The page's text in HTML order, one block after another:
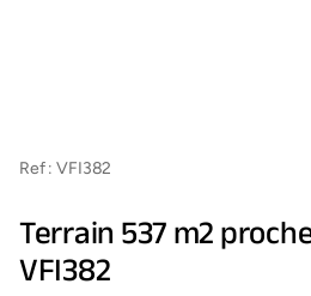
Ref : VFI382
Terrain 537 m2
VFI382